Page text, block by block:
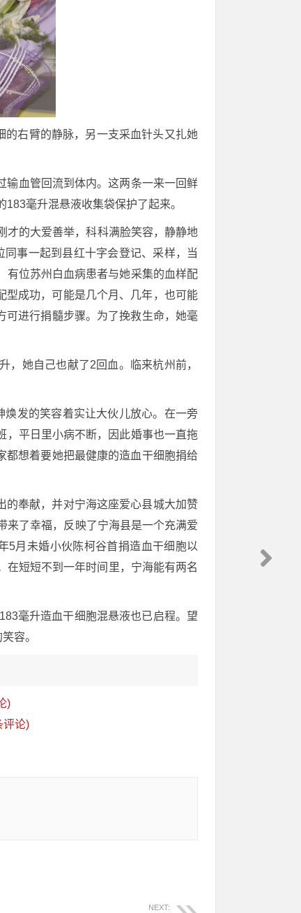
右臂的静脉，另一支采血针头又扎她
输血管回流到体内。这两条一来一回鲜
毫升混悬液收集袋保护了起来。
才的大爱善举，科科满脸笑容，静静地
事一起到县红十字会登记、采样，当
有位苏州白血病患者与她采集的血样配
型成功，可能是几个月、几年，也可能
可进行捐髓步骤。为了挽救生命，她毫
她自己也献了2回血。临来杭州前，
焕发的笑容着实让大伙儿放心。在一旁
，平日里小病不断，因此婚事也一直拖
都想着要她把最健康的造血干细胞捐给
的奉献，并对宁海这座爱心县城大加赞
来了幸福，反映了宁海县是一个充满爱
5月未婚小伙陈柯谷首捐造血干细胞以
短短不到一年时间里，宁海能有两名
毫升造血干细胞混悬液也已启程。望
容。
)
评论)
NEXT: